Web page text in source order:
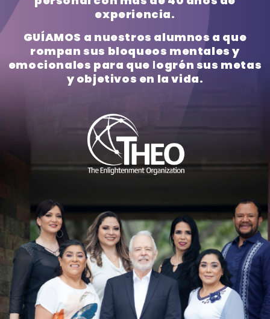
experiencia.
GUÍAMOS a nuestros alumnos a que
rompan sus bloqueos mentales y
emocionales para que logrén sus metas
y objetivos en la vida.